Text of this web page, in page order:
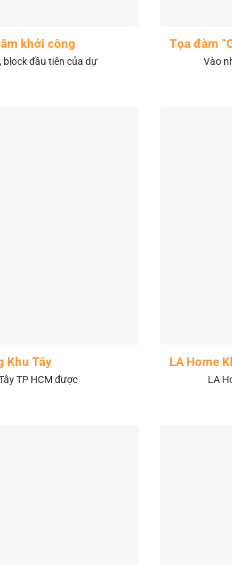
khởi công
block đầu tiên của dự
Tọa đàm
Vào
Khu Tây
TP HCM được
LA Home
LA